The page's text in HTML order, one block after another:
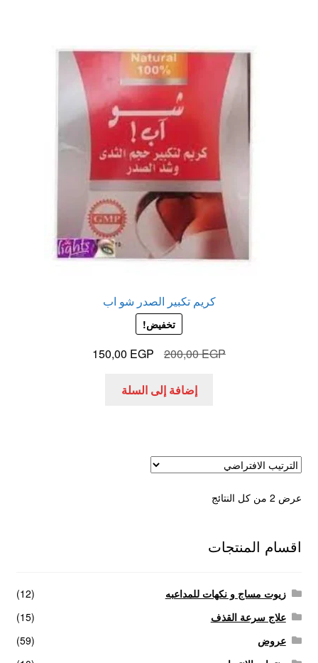
علاج سرعة القذف
كاندم سيليكون
لانجيري مثير
منتجات خاصة بالزوج
منتجات خاصة بالزوجة
منتجات للانتصاب و تاخير القذف
كريم تكبير الصدر شو اب
تخفيض!
200,00EGP
السعر
هو:
150,00 EGP
السعر
إضافة إلى السلة
عرض ⁦2⁩ من كل النتائج
اقسام المنتجات
زيوت مساج و نكهات للمداعبه
(12)
علاج سرعة القذف
(15)
عروض
(59)